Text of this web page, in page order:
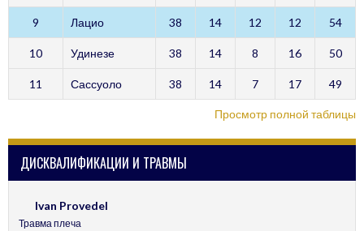
9 Лацио 38 14 12 12 54
10 Удинезе 38 14 8 16 50
11 Сассуоло 38 14 7 17 49
Просмотр полной таблицы
ДИСКВАЛИФИКАЦИИ И ТРАВМЫ
Ivan Provedel
Травма плеча